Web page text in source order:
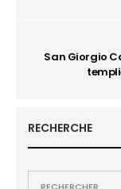
San Giorgio
RECHERCHE